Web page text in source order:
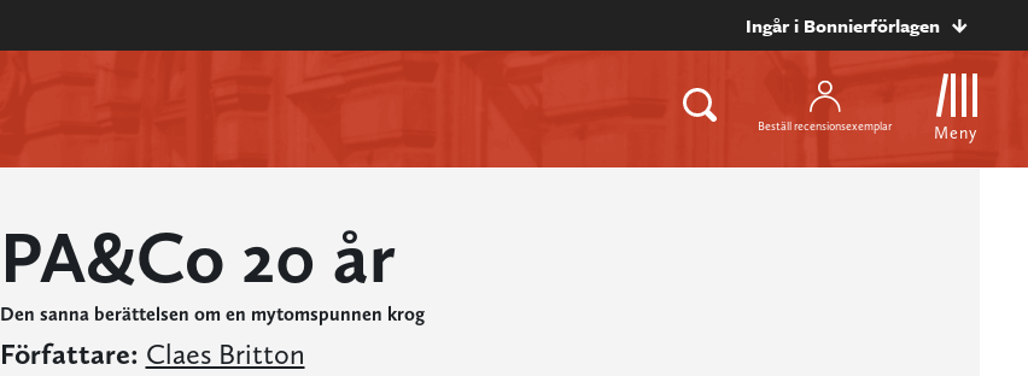
Ingår i Bonnierförlagen
Beställ recensionsexemplar Meny
PA&Co 20 år
Den sanna berättelsen om en mytomspunnen krog
Författare: Claes Britton